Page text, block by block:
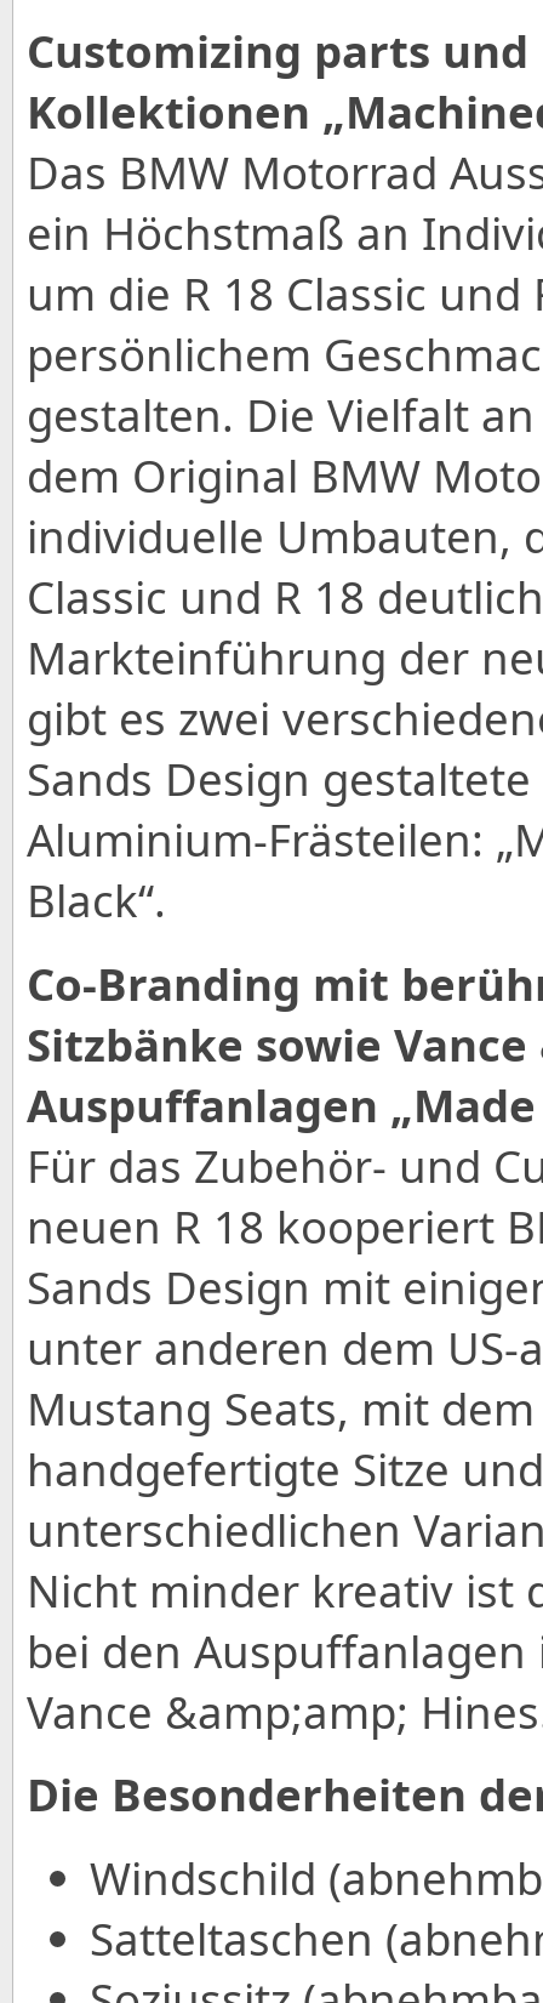
Customizing parts und
Kollektionen
Das BMW Motorrad
ein Höchstmaß an
um die R 18 Classic und
persönlichem
gestalten. Die Vielfalt
dem Original BMW
individuelle Umbauten,
Classic und R 18
Markteinführung der
gibt es zwei
Sands Design
Aluminium-Frästeilen:
Black“.
Co-Branding mit
Sitzbänke sowie
Auspuffanlagen „Made
Für das Zubehör- und
neuen R 18 kooperiert
Sands Design mit
unter anderen dem
Mustang Seats, mit
handgefertigte Sitze
unterschiedlichen
Nicht minder kreativ ist
bei den
Vance &amp;amp;
Die Besonderheiten
Windschild
Satteltaschen